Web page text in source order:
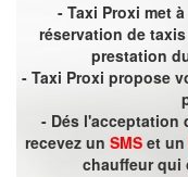
- Taxi Proxi met
réservation de
prestation
- Taxi Proxi propose
- Dés l'acceptation
recevez un SMSet un
chauffeur qui